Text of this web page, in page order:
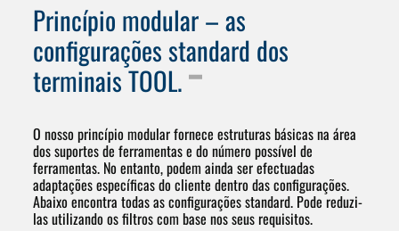
Princípio modular – as
configurações standard dos
terminais TOOL.
O nosso princípio modular fornece estruturas básicas na área
dos suportes de ferramentas e do número possível de
ferramentas. No entanto, podem ainda ser efectuadas
adaptações específicas do cliente dentro das configurações.
Abaixo encontra todas as configurações standard. Pode reduzi-
las utilizando os filtros com base nos seus requisitos.